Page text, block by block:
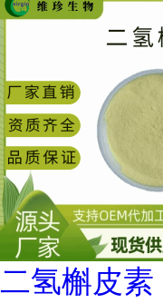
二氢槲皮素